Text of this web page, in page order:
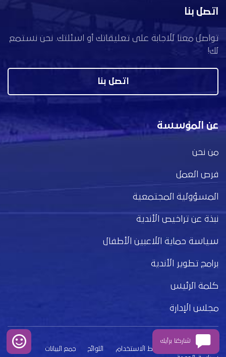
اتصل بنا
تواصل معنا للاجابة على تعليقاتك أو اسئلتك. نحن نستمع
لك!
اتصل بنا
عن المؤسسة
من نحن
فرص العمل
المسؤولية المجتمعية
نبذة عن تراخيص الأندية
سياسة حماية اللاعبين الأطفال
برامج تطوير الأندية
كلمة الرئيس
مجلس الإدارة
بيان الخصوصية شروط الاستخدام اللوائح
جمع البيانات
شاركنا برأيك